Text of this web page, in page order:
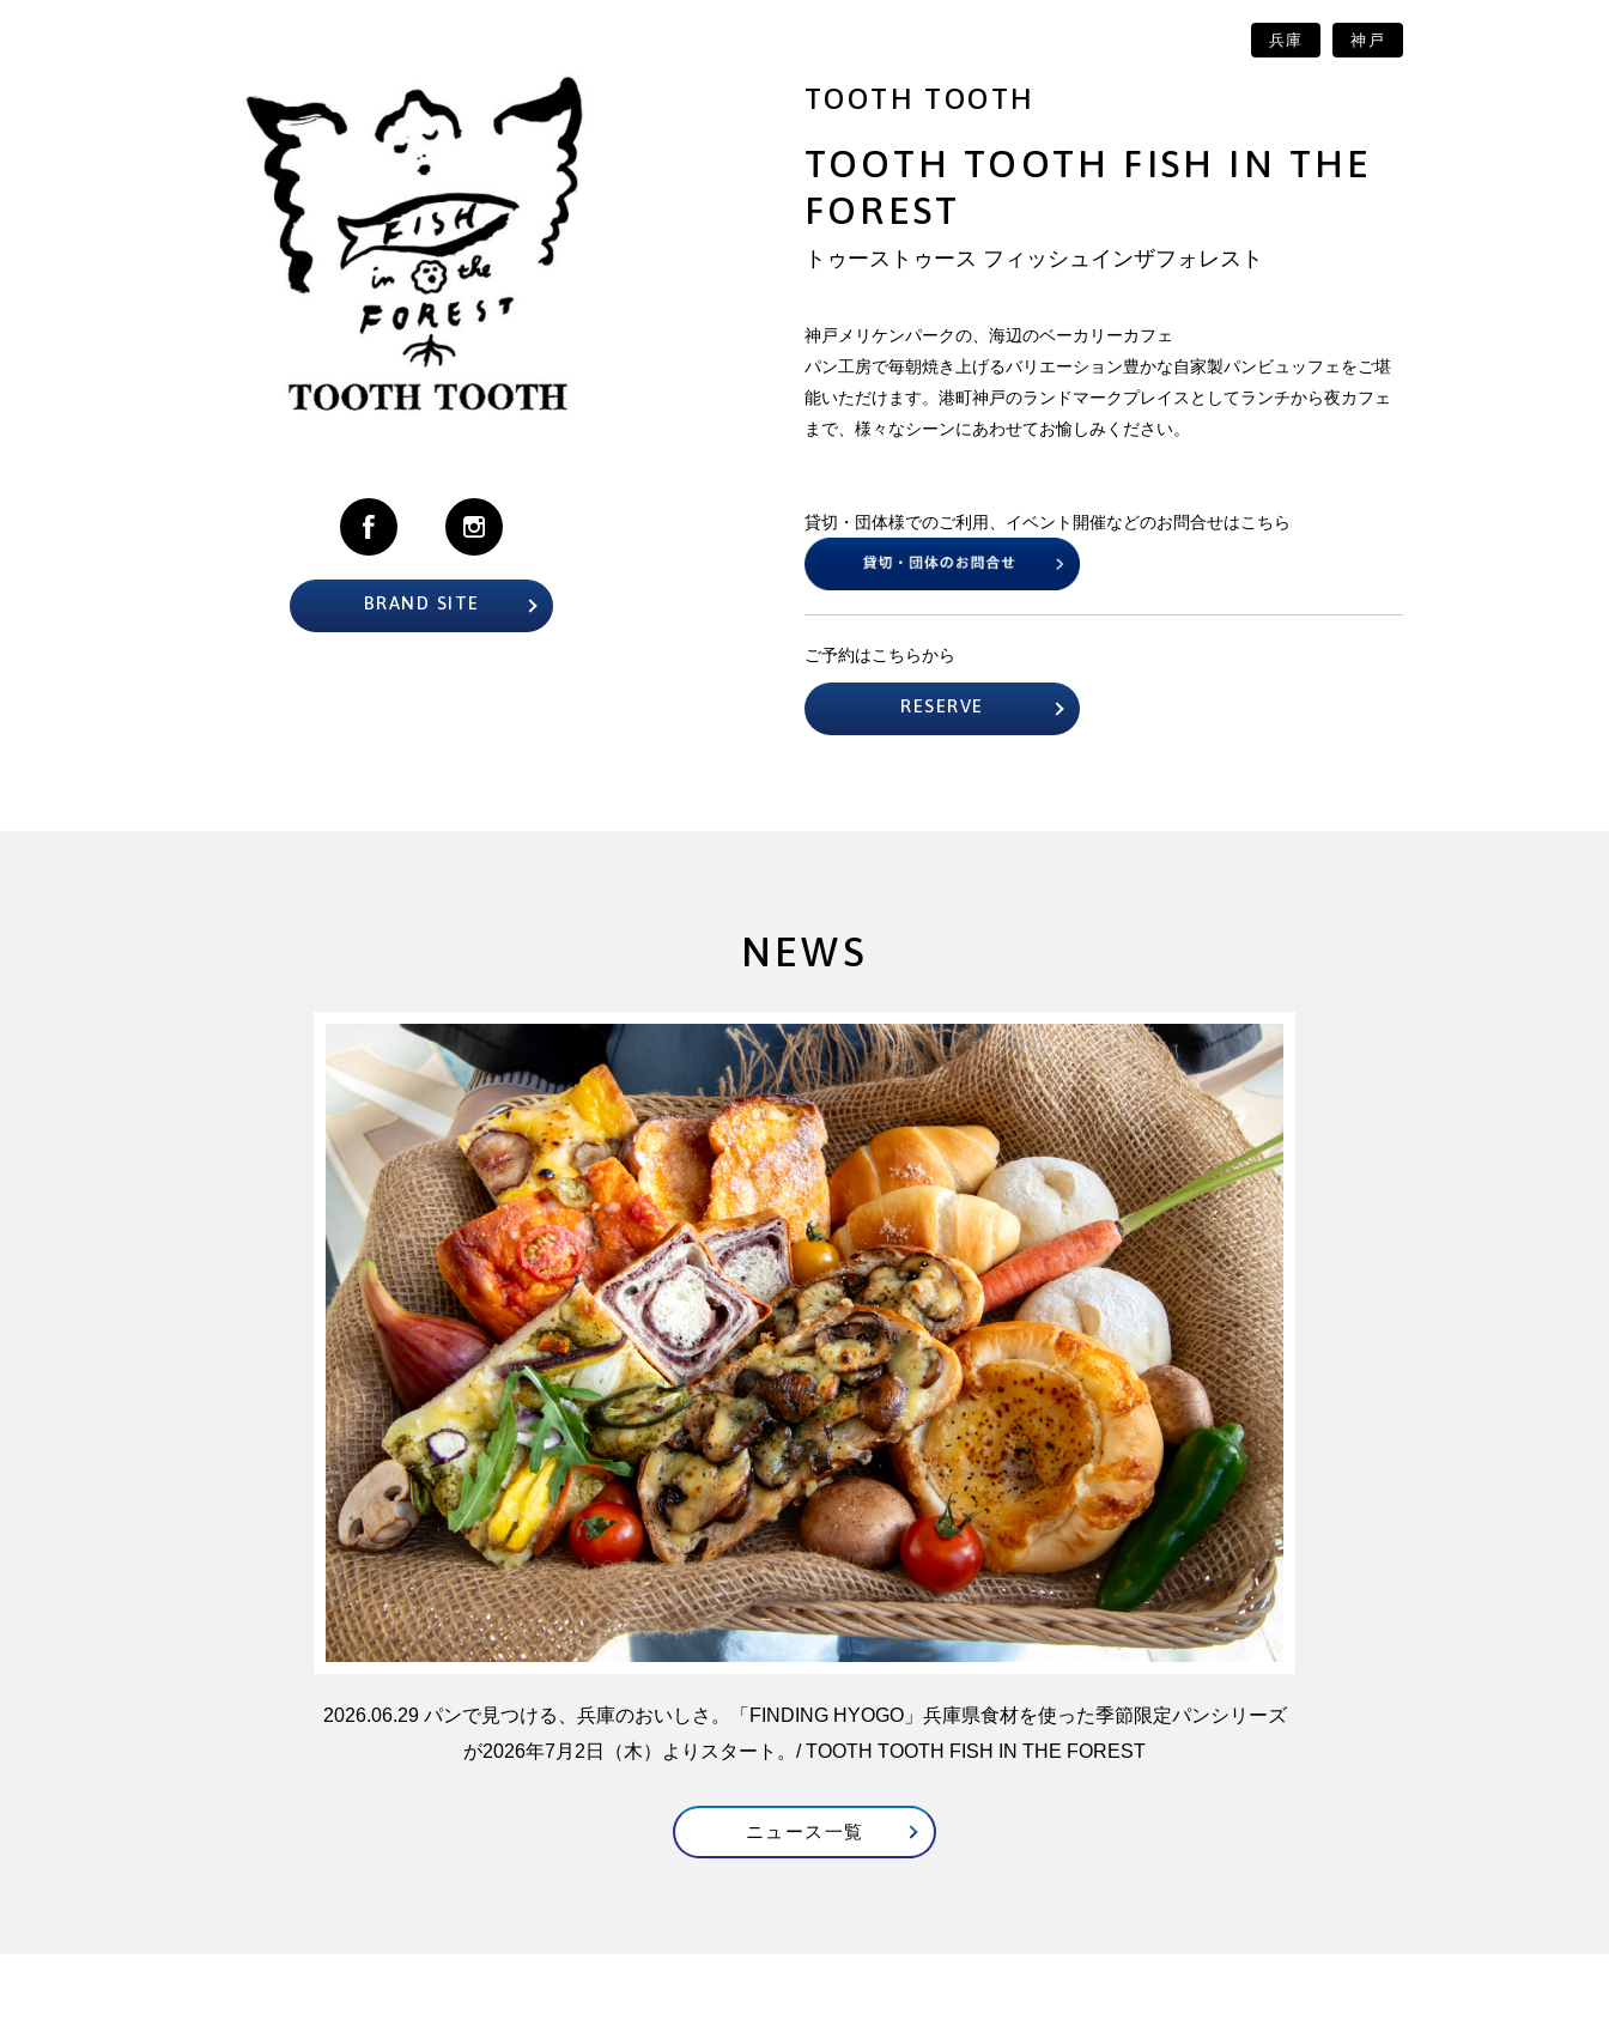
MESSAGE
COMPANY
BRAND/SHOP
DOMAIN
RECRUIT
NEWS
BRAND SITE
兵庫 神戸
TOOTH TOOTH
TOOTH TOOTH FISH IN THE
FOREST
トゥーストゥース フィッシュインザフォレスト
神戸メリケンパークの、海辺のベーカリーカフェ
パン工房で毎朝焼き上げるバリエーション豊かな自家製パンビュッフェをご堪
能いただけます。港町神戸のランドマークプレイスとしてランチから夜カフェ
まで、様々なシーンにあわせてお愉しみください。
貸切・団体様でのご利用、イベント開催などのお問合せはこちら
ご予約はこちらから
RESERVE
NEWS
2026.06.29パンで見つける、兵庫のおいしさ。「FINDING HYOGO」兵庫県食材を使った季節限定パンシリーズ
が2026年7月2日（木）よりスタート。/ TOOTH TOOTH FISH IN THE FOREST
ニュース一覧